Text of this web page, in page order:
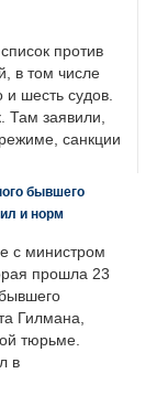
против
в том числе
и шесть судов.
Там заявили,
санкции
бывшего
и норм
с министром
прошла 23
Гилмана,
тюрьме.
в